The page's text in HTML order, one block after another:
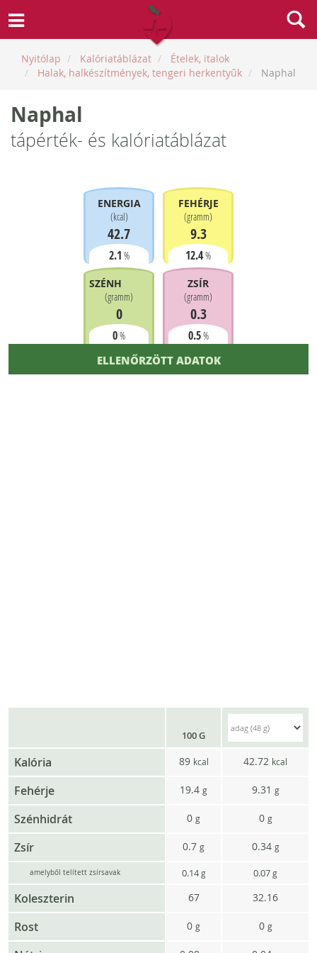
Nyitólap Kalóriatáblázat
Ételek, italok
Halak, halkészítmények, tengeri herkentyűk
Naphal
Naphal
tápérték- és kalóriatáblázat
ENERGIA
(kcal)
42.7
2.1 %
FEHÉRJE
(gramm)
9.3
12.4%
SZÉNHIDRÁT
(gramm)
0
0%
ZSÍR
(gramm)
0.3
0.5%
ELLENŐRZÖTT ADATOK
100 G
Kalória 89 kcal 42.72 kcal
Fehérje 19.4 g 9.31 g
Szénhidrát 0 g 0 g
Zsír 0.7 g 0.34 g
amelyből telített zsírsavak 0.14g 0.07g
Koleszterin 67 32.16
Rost 0 g 0 g